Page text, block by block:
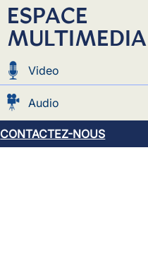
ESPACE
MULTIMEDIA
Video
Audio
CONTACTEZ-NOUS